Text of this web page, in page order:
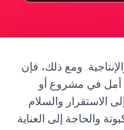
ومع ذلك، فإن
أمل في مشروع أو
الاستقرار والسلام.
والحاجة إلى العناية